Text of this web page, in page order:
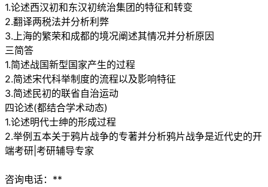
1.论述西汉初和东汉初统治集团的特征和转变
2.翻译两税法并分析利弊
3.上海的繁荣和成都的境况阐述其情况并分析原因
三简答
1.简述战国新型国家产生的过程
2.简述宋代科举制度的流程以及影响特征
3.简述民初的联省自治运动
四论述(都结合学术动态)
1.论述明代士绅的形成过程
2.举例五本关于鸦片战争的专著并分析鸦片战争是近代史的开
端考研|考研辅导专家
咨询电话：**